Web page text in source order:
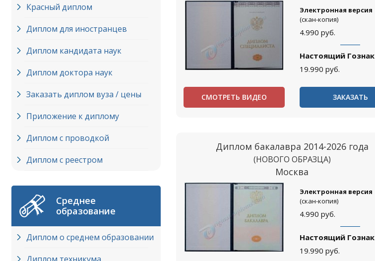
Красный диплом
Диплом для иностранцев
Диплом кандидата наук
Диплом доктора наук
Заказать диплом вуза / цены
Приложение к диплому
Диплом с проводкой
Диплом с реестром
Среднее
образование
Диплом о среднем образовании
Электронная версия
(скан-копия)
4.990 руб.
Настоящий Гознак
19.990 руб.
СМОТРЕТЬ ВИДЕО ЗАКАЗАТЬ
Диплом бакалавра 2014-2026 года
(НОВОГО ОБРАЗЦА)
Москва
Электронная версия
(скан-копия)
4.990 руб.
Настоящий Гознак
19.990 руб.